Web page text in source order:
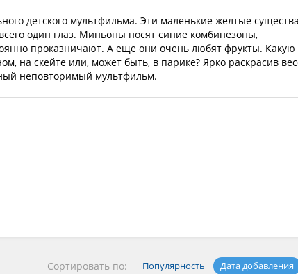
детского мультфильма. Эти маленькие желтые существа
один глаз. Миньоны носят синие комбинезоны,
проказничают. А еще они очень любят фрукты. Какую
на скейте или, может быть, в парике? Ярко раскрасив
неповторимый мультфильм.
Сортировать по: Популярность Дата добавления